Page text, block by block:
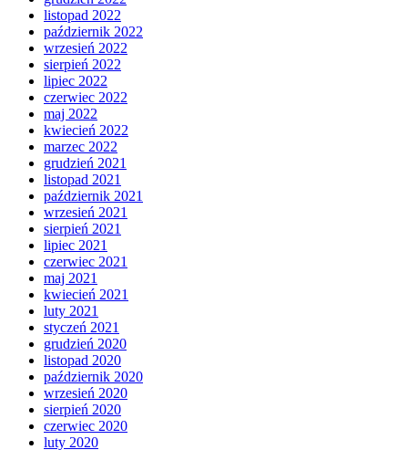
listopad 2022
październik 2022
wrzesień 2022
sierpień 2022
lipiec 2022
czerwiec 2022
maj 2022
kwiecień 2022
marzec 2022
grudzień 2021
listopad 2021
październik 2021
wrzesień 2021
sierpień 2021
lipiec 2021
czerwiec 2021
maj 2021
kwiecień 2021
luty 2021
styczeń 2021
grudzień 2020
listopad 2020
październik 2020
wrzesień 2020
sierpień 2020
czerwiec 2020
luty 2020